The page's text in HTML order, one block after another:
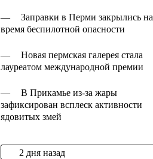
—
Заправки в Перми закрылись на
время беспилотной опасности
—
Новая пермская галерея стала
лауреатом международной премии
—
В Прикамье из-за жары
зафиксирован всплеск активности
ядовитых змей
2 дня назад